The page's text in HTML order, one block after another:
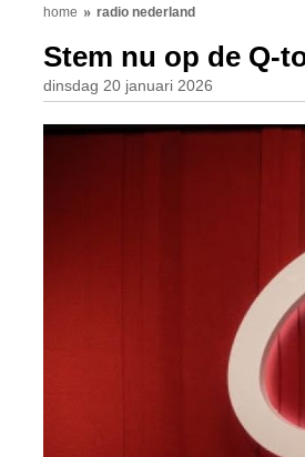
home radio nederland
Stem nu op de Q-
dinsdag 20 januari 2026